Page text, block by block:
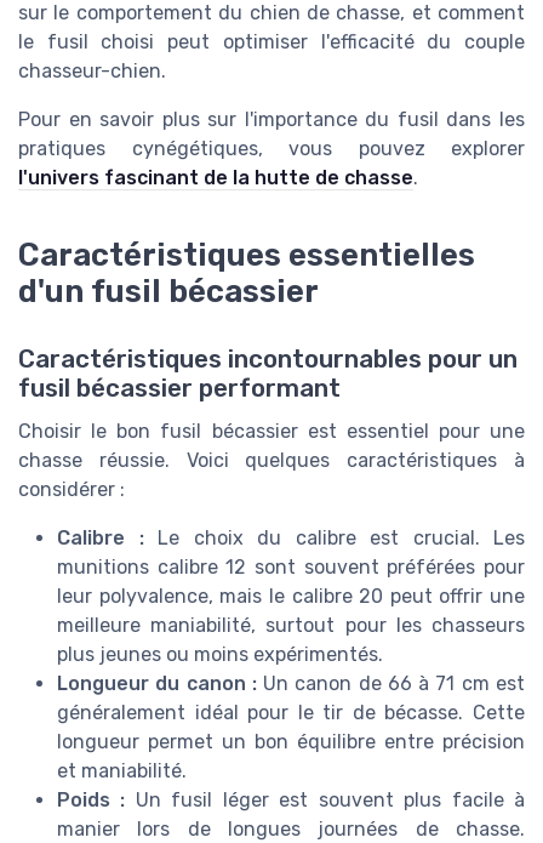
sur le comportement du chien de chasse, et comment
le fusil choisi peut optimiser l'efficacité du couple
chasseur-chien.
Pour en savoir plus sur l'importance du fusil dans les
pratiques cynégétiques, vous pouvez explorer
l'univers fascinant de la hutte de chasse.
Caractéristiques essentielles
d'un fusil bécassier
Caractéristiques incontournables pour un
fusil bécassier performant
Choisir le bon fusil bécassier est essentiel pour une
chasse réussie. Voici quelques caractéristiques à
considérer :
Calibre :Le choix du calibre est crucial. Les
munitions calibre 12 sont souvent préférées pour
leur polyvalence, mais le calibre 20 peut offrir une
meilleure maniabilité, surtout pour les chasseurs
plus jeunes ou moins expérimentés.
Longueur du canon :Un canon de 66 à 71 cm est
généralement idéal pour le tir de bécasse. Cette
longueur permet un bon équilibre entre précision
et maniabilité.
Poids : Un fusil léger est souvent plus facile à
manier lors de longues journées de chasse.